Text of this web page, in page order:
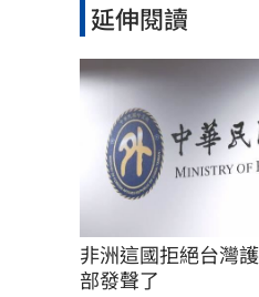
延伸閱讀
非洲這國拒絕台灣
部發聲了